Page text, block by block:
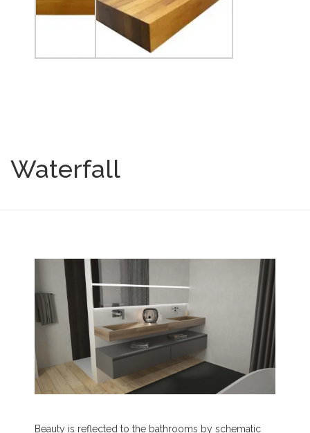
Waterfall
Beauty is reflected to the bathrooms by schematic